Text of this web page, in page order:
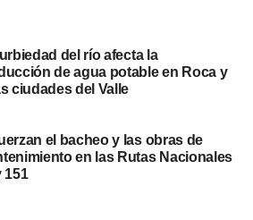
del río afecta la
de agua potable en Roca y
ciudades del Valle
el bacheo y las obras de
en las Rutas Nacionales
151